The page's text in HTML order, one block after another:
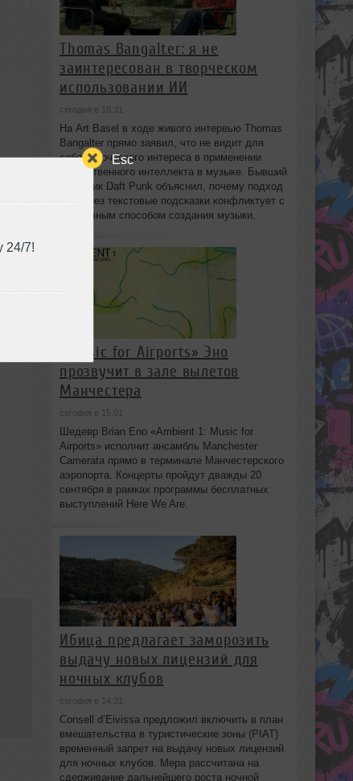
Esc
24/7!
Thomas Bangalter: я не
заинтересован в творческом
использовании ИИ
сегодня в 15:31
На Art Basel в ходе живого интервью Thomas
Bangalter прямо заявил, что не видит для
себя творческого интереса в применении
искусственного интеллекта в музыке. Бывший
участник Daft Punk объяснил, почему подход
ИИ через текстовые подсказки конфликтует с
его личным способом создания музыки.
«Music for Airports» Эно
прозвучит в зале вылетов
Манчестера
сегодня в 15:01
Шедевр Brian Eno «Ambient 1: Music for
Airports» исполнит ансамбль Manchester
Camerata прямо в терминале Манчестерского
аэропорта. Концерты пройдут дважды 20
сентября в рамках программы бесплатных
выступлений Here We Are.
Ибица предлагает заморозить
выдачу новых лицензий для
ночных клубов
сегодня в 14:31
Consell d’Eivissa предложил включить в план
вмешательства в туристические зоны (PIAT)
временный запрет на выдачу новых лицензий
для ночных клубов. Мера рассчитана на
сдерживание дальнейшего роста ночной